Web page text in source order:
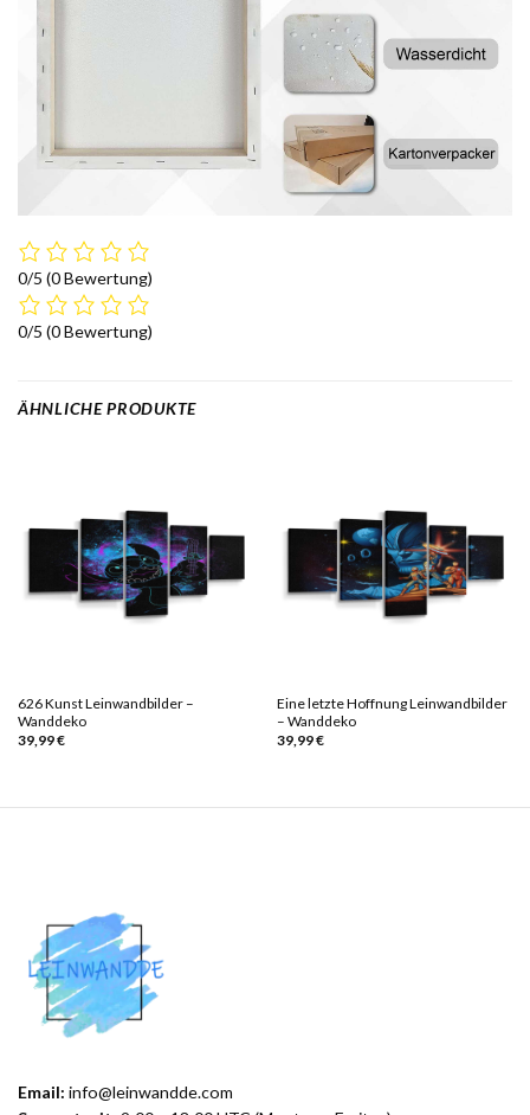
0/5 (0 Bewertung)
0/5 (0 Bewertung)
ÄHNLICHE PRODUKTE
626 Kunst Leinwandbilder –
Wanddeko
39,99€
Eine letzte Hoffnung Leinwandbilder
– Wanddeko
39,99€
Email: info@leinwandde.com